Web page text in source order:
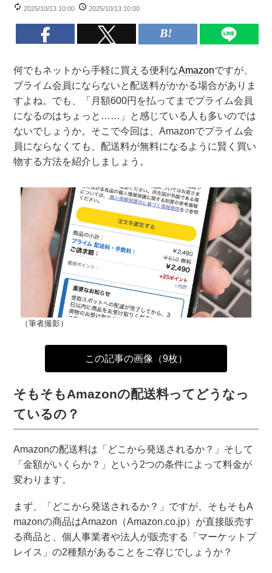
2025/10/13 10:00 2025/10/13 10:00
何でもネットから手軽に買える便利なAmazonですが、
プライム会員にならないと配送料がかかる場合がありま
すよね。でも、「月額600円を払ってまでプライム会員
になるのはちょっと……」と感じている人も多いのでは
ないでしょうか。そこで今回は、Amazonでプライム会
員にならなくても、配送料が無料になるように賢く買い
物する方法を紹介しましょう。
（筆者撮影）
この記事の画像（9枚）
そもそもAmazonの配送料ってどうなっ
ているの？
Amazonの配送料は「どこから発送されるか？」そして
「金額がいくらか？」という2つの条件によって料金が
変わります。
まず、「どこから発送されるか？」ですが、そもそもA
mazonの商品はAmazon（Amazon.co.jp）が直接販売す
る商品と、個人事業者や法人が販売する「マーケットプ
レイス」の2種類があることをご存じでしょうか？